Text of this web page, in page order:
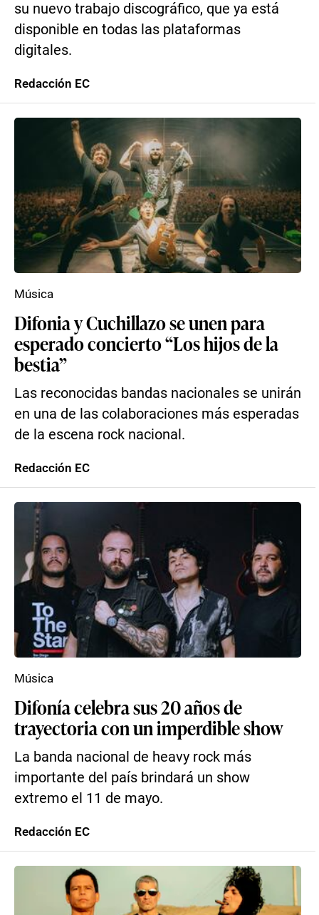
su nuevo trabajo discográfico, que ya está
disponible en todas las plataformas
digitales.
Redacción EC
Difonia y Cuchillazo se unen para
esperado concierto “Los hijos de la
bestia”
Las reconocidas bandas nacionales se unirán
en una de las colaboraciones más esperadas
de la escena rock nacional.
Música
Redacción EC
Difonía celebra sus 20 años de
trayectoria con un imperdible show
La banda nacional de heavy rock más
importante del país brindará un show
extremo el 11 de mayo.
Música
Redacción EC